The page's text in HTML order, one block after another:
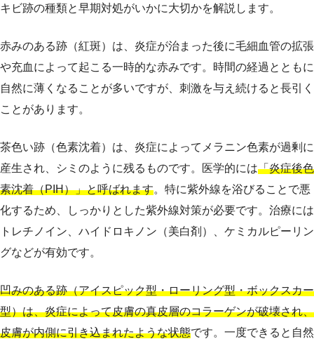
キビ跡の種類と早期対処がいかに大切かを解説します。
赤みのある跡（紅斑）は、炎症が治まった後に毛細血管の拡張
や充血によって起こる一時的な赤みです。時間の経過とともに
自然に薄くなることが多いですが、刺激を与え続けると長引く
ことがあります。
茶色い跡（色素沈着）は、炎症によってメラニン色素が過剰に
産生され、シミのように残るものです。医学的には「炎症後色
素沈着（PIH）」と呼ばれます。特に紫外線を浴びることで悪
化するため、しっかりとした紫外線対策が必要です。治療には
トレチノイン、ハイドロキノン（美白剤）、ケミカルピーリン
グなどが有効です。
凹みのある跡（アイスピック型・ローリング型・ボックスカー
型）は、炎症によって皮膚の真皮層のコラーゲンが破壊され、
皮膚が内側に引き込まれたような状態です。一度できると自然